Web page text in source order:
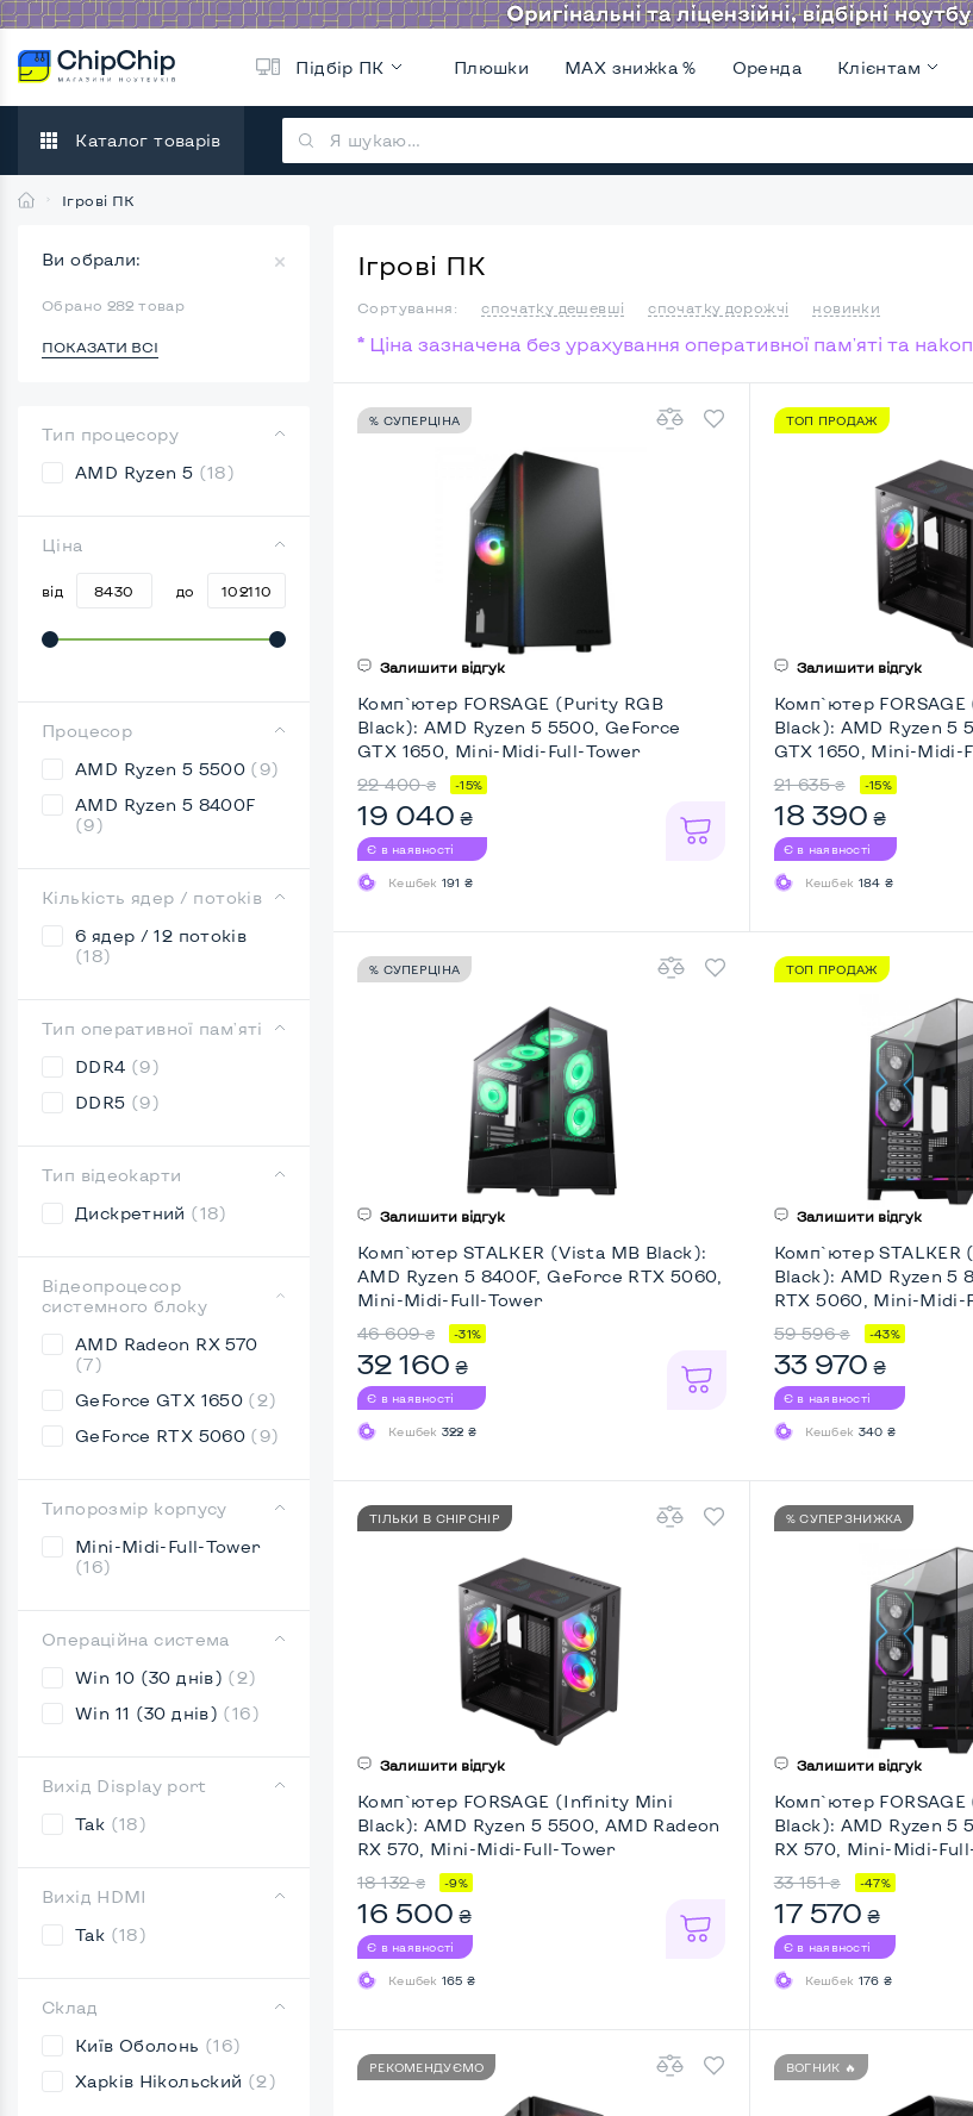
Підбір ПК Плюшки MAX знижка % Оренда Клієнтам
Каталог товарів
Ігрові ПК
Ви обрали:
Обрано 282 товар
ПОКАЗАТИ ВСІ
Тип процесору
AMD Ryzen 5 (18)
Ціна
від до
Процесор
AMD Ryzen 5 5500 (9)
AMD Ryzen 5 8400F
(9)
Кількість ядер / потоків
6 ядер / 12 потоків
(18)
Тип оперативної пам'яті
DDR4 (9)
DDR5 (9)
Тип відеокарти
Дискретний (18)
Відеопроцесор
системного блоку
AMD Radeon RX 570
(7)
GeForce GTX 1650 (2)
GeForce RTX 5060 (9)
Типорозмір корпусу
Mini-Midi-Full-Tower
(16)
Операційна система
Win 10 (30 днів) (2)
Win 11 (30 днів) (16)
Вихід Display port
Так (18)
Вихід HDMI
Так (18)
Склад
Київ Оболонь (16)
Харків Нікольский (2)
Ігрові ПК
Сортування: спочатку дешевші спочатку дорожчі новинки
* Ціна зазначена без урахування оперативної пам'яті та
% СУПЕРЦІНА
Залишити відгук
Комп`ютер FORSAGE (Purity RGB
Black): AMD Ryzen 5 5500, GeForce
GTX 1650, Mini-Midi-Full-Tower
22 400 ₴ -15%
19 040 ₴
Є в наявності
Кешбек 191 ₴
ТОП ПРОДАЖ
Залишити відгук
Комп`ютер
Black): AMD Ryzen 5
GTX 1650, Mini-Midi-
21 635 ₴ -15%
18 390 ₴
Є в наявності
Кешбек 184 ₴
% СУПЕРЦІНА
Залишити відгук
Комп`ютер STALKER (Vista MB Black):
AMD Ryzen 5 8400F, GeForce RTX 5060,
Mini-Midi-Full-Tower
46 609 ₴ -31%
32 160 ₴
Є в наявності
Кешбек 322 ₴
ТОП ПРОДАЖ
Залишити відгук
Комп`ютер
Black): AMD Ryzen 5
RTX 5060, Mini-Midi-
59 596 ₴ -43%
33 970 ₴
Є в наявності
Кешбек 340 ₴
ТІЛЬКИ В CHIPCHIP
Залишити відгук
Комп`ютер FORSAGE (Infinity Mini
Black): AMD Ryzen 5 5500, AMD Radeon
RX 570, Mini-Midi-Full-Tower
18 132 ₴ -9%
16 500 ₴
Є в наявності
Кешбек 165 ₴
% СУПЕРЗНИЖКА
Залишити відгук
Комп`ютер
Black): AMD Ryzen 5
RX 570, Mini-Midi-
33 151 ₴ -47%
17 570 ₴
Є в наявності
Кешбек 176 ₴
РЕКОМЕНДУЄМО ВОГНИК 🔥